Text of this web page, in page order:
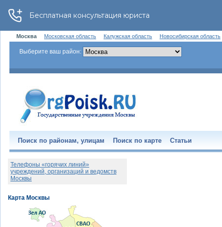
Москва Московская область Калужская область Новосибирская область
Выберите ваш район:
Поиск по районам, улицам Поиск по карте Статьи
Телефоны «горячих линий»
учреждений, организаций и ведомств
Москвы